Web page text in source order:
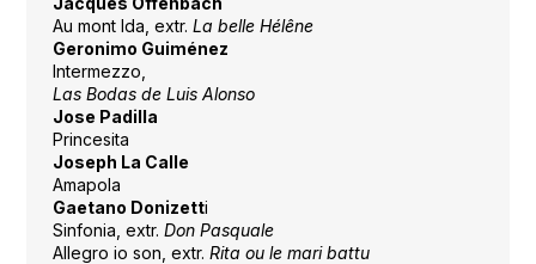
Au mont Ida, extr. La belle Hélêne
Geronimo Guiménez
Intermezzo,
Las Bodas de Luis Alonso
Jose Padilla
Princesita
Joseph La Calle
Amapola
Gaetano Donizetti
Sinfonia, extr. Don Pasquale
Allegro io son, extr. Rita ou le mari battu